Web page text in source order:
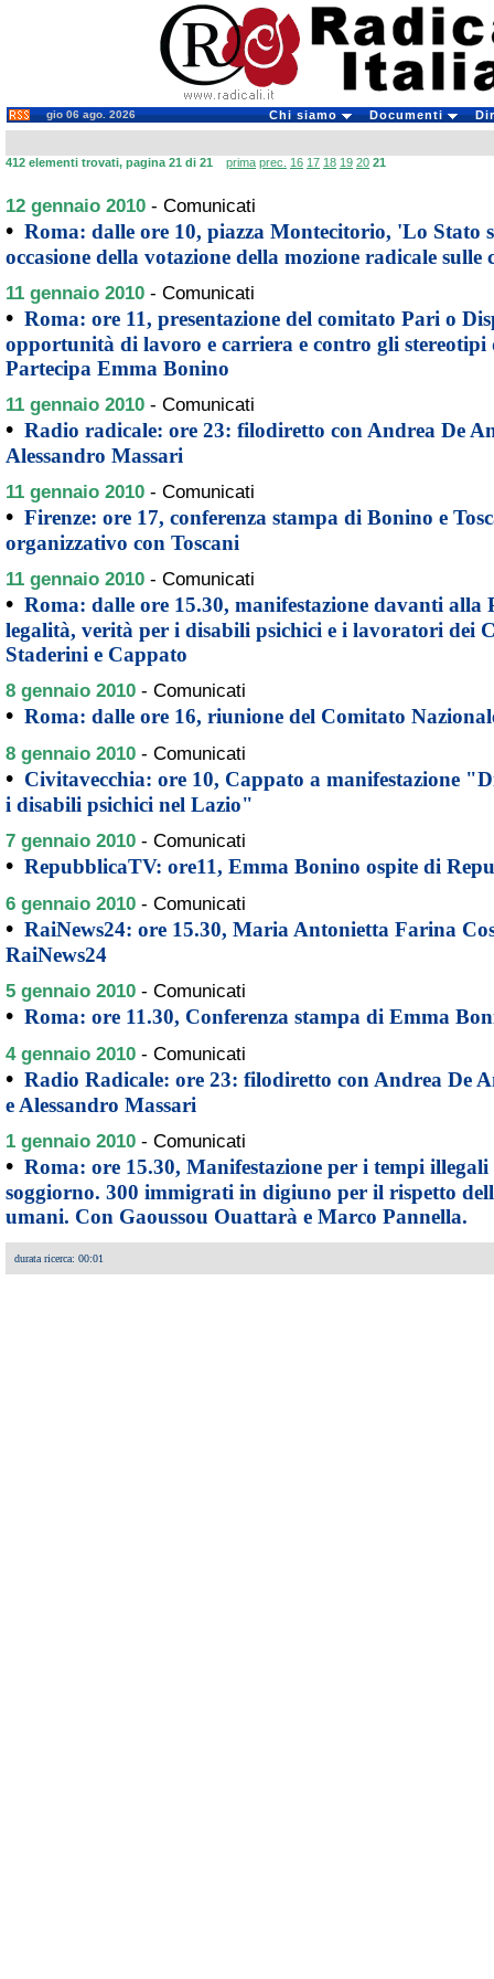
gio 06 ago. 2026 Chi siamo Documenti
412 elementi trovati, pagina 21 di 21 prima prec. 16 17 18 19 20 21
12 gennaio 2010 - Comunicati
• Roma: dalle ore 10, piazza Montecitorio, 'Lo Stato
occasione della votazione della mozione radicale sulle
11 gennaio 2010 - Comunicati
• Roma: ore 11, presentazione del comitato Pari o
opportunità di lavoro e carriera e contro gli stereotipi
Partecipa Emma Bonino
11 gennaio 2010 - Comunicati
• Radio radicale: ore 23: filodiretto con Andrea De
Alessandro Massari
11 gennaio 2010 - Comunicati
• Firenze: ore 17, conferenza stampa di Bonino e
organizzativo con Toscani
11 gennaio 2010 - Comunicati
• Roma: dalle ore 15.30, manifestazione davanti
legalità, verità per i disabili psichici e i lavoratori dei
Staderini e Cappato
8 gennaio 2010 - Comunicati
• Roma: dalle ore 16, riunione del Comitato
8 gennaio 2010 - Comunicati
• Civitavecchia: ore 10, Cappato a manifestazione
i disabili psichici nel Lazio"
7 gennaio 2010 - Comunicati
• RepubblicaTV: ore11, Emma Bonino ospite di
6 gennaio 2010 - Comunicati
• RaiNews24: ore 15.30, Maria Antonietta Farina
RaiNews24
5 gennaio 2010 - Comunicati
• Roma: ore 11.30, Conferenza stampa di Emma
4 gennaio 2010 - Comunicati
• Radio Radicale: ore 23: filodiretto con Andrea De
e Alessandro Massari
1 gennaio 2010 - Comunicati
• Roma: ore 15.30, Manifestazione per i tempi illegali
soggiorno. 300 immigrati in digiuno per il rispetto
umani. Con Gaoussou Ouattarà e Marco Pannella.
durata ricerca: 00:01